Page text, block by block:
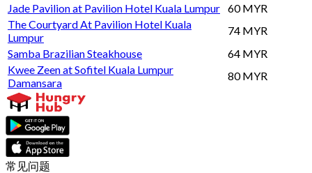
Jade Pavilion at Pavilion Hotel Kuala Lumpur 60 MYR
The Courtyard At Pavilion Hotel Kuala
Lumpur
74 MYR
Samba Brazilian Steakhouse
64 MYR
Kwee Zeen at Sofitel Kuala Lumpur
Damansara
80 MYR
常见问题